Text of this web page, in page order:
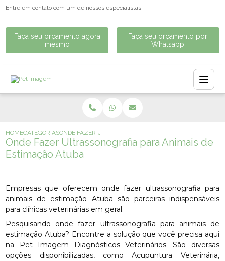
Entre em contato com um de nossos especialistas!
Faça seu orçamento agora
mesmo
Faça seu orçamento por
Whatsapp
HOMECATEGORIASONDE FAZER ULTRASSONOGRAFIA PARA ANIMAIS DE
Onde Fazer Ultrassonografia para Animais de
Estimação Atuba
Empresas que oferecem onde fazer ultrassonografia para
animais de estimação Atuba são parceiras indispensáveis
para clínicas veterinárias em geral.
Pesquisando onde fazer ultrassonografia para animais de
estimação Atuba? Encontre a solução que você precisa aqui
na Pet Imagem Diagnósticos Veterinários. São diversas
opções disponibilizadas, como Acupuntura Veterinária,